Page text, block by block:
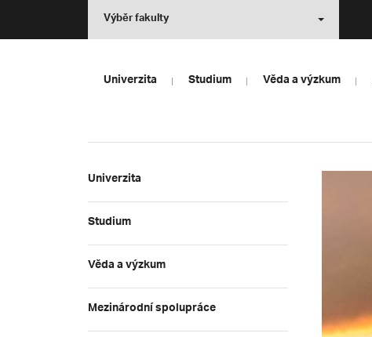
Výběr fakulty
Univerzita Studium Věda a výzkum
Univerzita
Studium
Věda a výzkum
Mezinárodní spolupráce